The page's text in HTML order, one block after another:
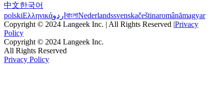
中文한국어
polskiΕλληνικάاردو বাংলাNederlandssvenskačeštinaromânămagyar
Copyright © 2024 Langeek Inc. | All Rights Reserved |Privacy
Policy
Copyright © 2024 Langeek Inc.
All Rights Reserved
Privacy Policy